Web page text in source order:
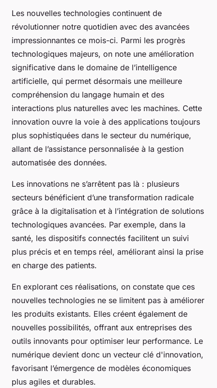
Les nouvelles technologies continuent de
révolutionner notre quotidien avec des avancées
impressionnantes ce mois-ci. Parmi les progrès
technologiques majeurs, on note une amélioration
significative dans le domaine de l’intelligence
artificielle, qui permet désormais une meilleure
compréhension du langage humain et des
interactions plus naturelles avec les machines. Cette
innovation ouvre la voie à des applications toujours
plus sophistiquées dans le secteur du numérique,
allant de l’assistance personnalisée à la gestion
automatisée des données.
Les innovations ne s’arrêtent pas là : plusieurs
secteurs bénéficient d’une transformation radicale
grâce à la digitalisation et à l’intégration de solutions
technologiques avancées. Par exemple, dans la
santé, les dispositifs connectés facilitent un suivi
plus précis et en temps réel, améliorant ainsi la prise
en charge des patients.
En explorant ces réalisations, on constate que ces
nouvelles technologies ne se limitent pas à améliorer
les produits existants. Elles créent également de
nouvelles possibilités, offrant aux entreprises des
outils innovants pour optimiser leur performance. Le
numérique devient donc un vecteur clé d'innovation,
favorisant l’émergence de modèles économiques
plus agiles et durables.